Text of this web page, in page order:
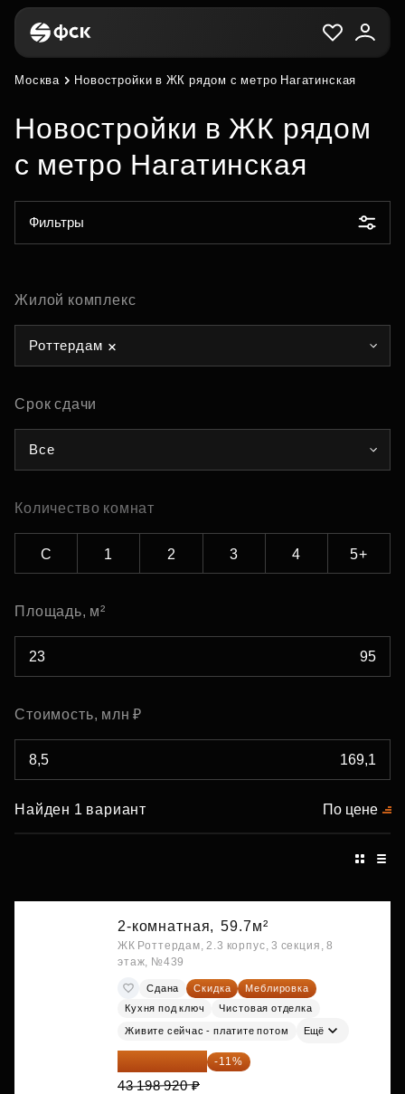
Москва Новостройки в ЖК рядом с метро Нагатинская
Новостройки в ЖК рядом
с метро Нагатинская
Фильтры
Жилой комплекс
Роттердам
Срок сдачи
Все
Количество комнат
С 1 2 3 4 5+
Площадь, м²
Стоимость, млн ₽
Найден 1 вариант По цене
2-комнатная, 59.7м²
ЖК Роттердам, 2.3 корпус, 3 секция, 8
этаж, №439
Сдана Скидка
Меблировка
Кухня под ключ
Чистовая отделка
Живите сейчас - платите потом Ещё
38 447 039 ₽ -11%
43 198 920 ₽